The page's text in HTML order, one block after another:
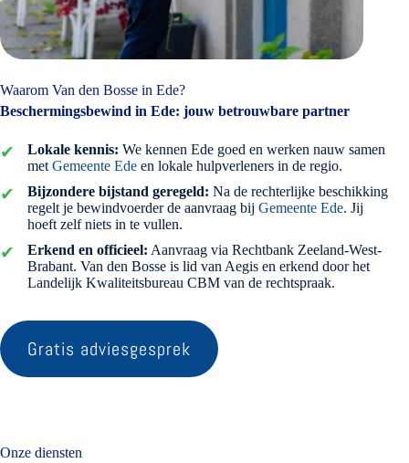
Waarom Van den Bosse in Ede?
Beschermingsbewind in Ede: jouw betrouwbare partner
Lokale kennis: We kennen Ede goed en werken nauw samen
met Gemeente Ede en lokale hulpverleners in de regio.
Bijzondere bijstand geregeld: Na de rechterlijke beschikking
regelt je bewindvoerder de aanvraag bij Gemeente Ede. Jij
hoeft zelf niets in te vullen.
Erkend en officieel: Aanvraag via Rechtbank Zeeland-West-
Brabant. Van den Bosse is lid van Aegis en erkend door het
Landelijk Kwaliteitsbureau CBM van de rechtspraak.
Gratis adviesgesprek
Onze diensten